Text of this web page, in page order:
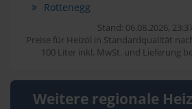
Rottenegg
Stand: 06.08.2026,
Preise für Heizöl in Standardqualität
100 Liter inkl. MwSt. und Lieferung
Weitere regionale